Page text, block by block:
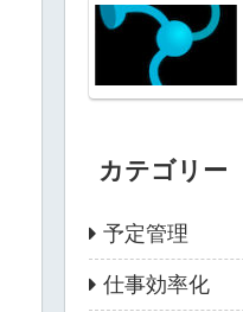
カテゴリー
予定管理
仕事効率化